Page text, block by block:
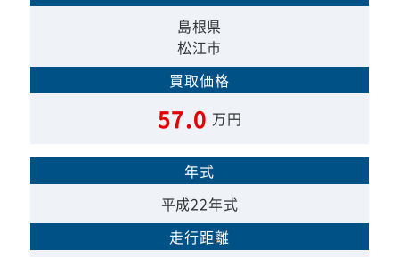
島根県
松江市
買取価格
57.0 万円
年式
平成22年式
走行距離